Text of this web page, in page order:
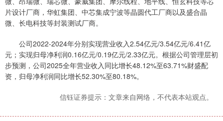
片设计厂商，华虹集团、中芯集成宁波等晶圆代工厂商以及盛合晶
微、长电科技等封装测试厂商。
公司2022-2024年分别实现营业收入2.54亿元/3.54亿元/6.41亿
元；实现归母净利润0.16亿元/0.19亿元/2.33亿元。根据公司管理层初
步预测，公司2025全年营业收入同比增长48.12%至63.71%财盛配
资，归母净利润同比增长52.30%至80.18%。
信钰证券提示：文章来自网络，不代表本站观点。